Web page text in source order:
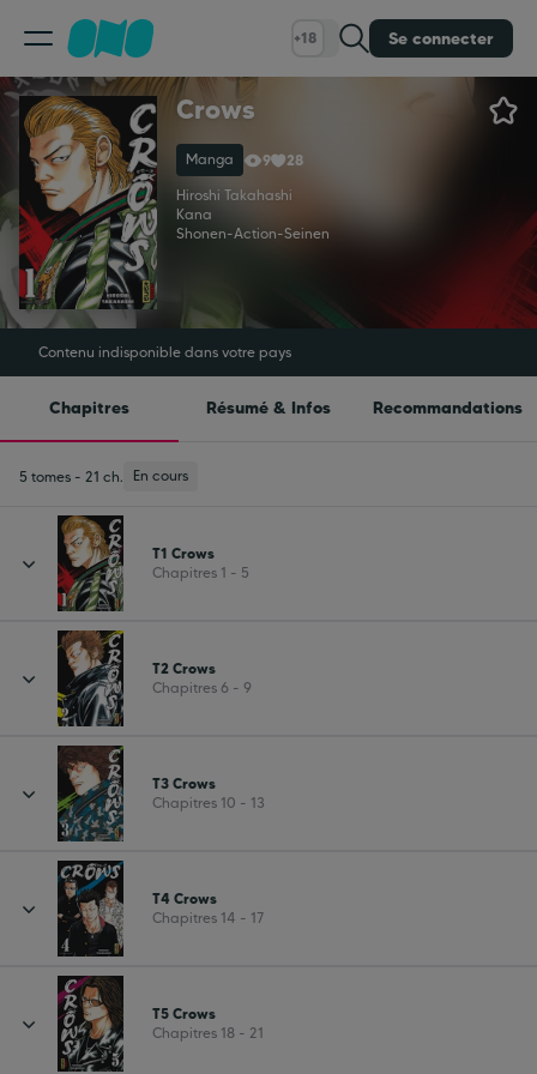
+18 Se connecter
Classement
Calendrier
Bibliothèque
Cadeaux
Coinshop
Crows
Manga 9
28
Hiroshi Takahashi
Kana
Shonen-Action-Seinen
Contenu indisponible dans votre pays
Chapitres Résumé & Infos Recommandations
5 tomes - 21 ch. En cours
T1 Crows
Chapitres 1 - 5
T2 Crows
Chapitres 6 - 9
T3 Crows
Chapitres 10 - 13
T4 Crows
Chapitres 14 - 17
T5 Crows
Chapitres 18 - 21